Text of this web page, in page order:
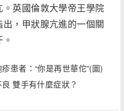
英國倫敦大學帝王學院
，甲狀腺亢進的一個關
患者：“你是再世華佗”(圖)
雙手有什麼症狀？